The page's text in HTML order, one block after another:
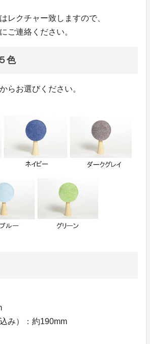
レクチャー致しますので、
ご連絡ください。
色
らお選びください。
み）：約190mm